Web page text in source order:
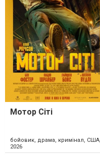
Мотор Сіті
бойовик, драма, кримінал, США,
2026